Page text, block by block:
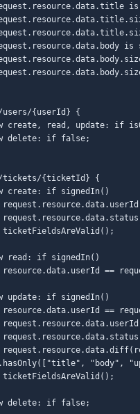
is
{userId} {
create, read, update: if
delete: if false;
{ticketId} {
create: if signedIn()
read: if signedIn()
==
update: if signedIn()
==
"body",
delete: if false;